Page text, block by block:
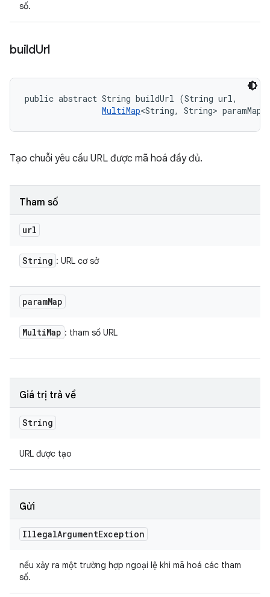
số.
buildUrl
public abstract String buildUrl (String url,
MultiMap<String, String> paramMap)
Tạo chuỗi yêu cầu URL được mã hoá đầy đủ.
Tham số
url
String : URL cơ sở
paramMap
MultiMap : tham số URL
Giá trị trả về
String
URL được tạo
Gửi
IllegalArgumentException
nếu xảy ra một trường hợp ngoại lệ khi mã hoá các tham
số.